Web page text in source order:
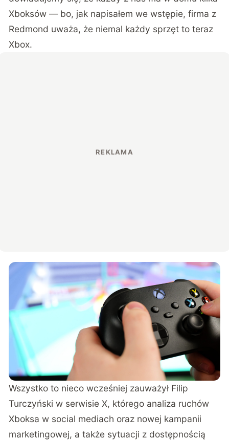
Xboksów — bo, jak napisałem we wstępie, firma z
Redmond uważa, że niemal każdy sprzęt to teraz
Xbox.
Wszystko to nieco wcześniej zauważył Filip
Turczyński w serwisie X, którego analiza ruchów
Xboksa w social mediach oraz nowej kampanii
marketingowej, a także sytuacji z dostępnością